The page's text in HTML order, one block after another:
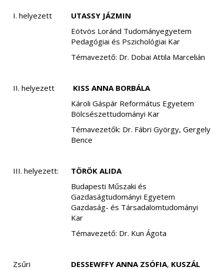
I. helyezett
UTASSY JÁZMIN
Eötvös Loránd Tudományegyetem
Pedagógiai és Pszichológiai Kar
Témavezető: Dr. Dobai Attila Marcelián
II. helyezett
KISS ANNA BORBÁLA
Károli Gáspár Református Egyetem
Bölcsészettudományi Kar
Témavezetők: Dr. Fábri György, Gergely
Bence
III. helyezett:
TÖRÖK ALIDA
Budapesti Műszaki és
Gazdaságtudományi Egyetem
Gazdaság- és Társadalomtudományi
Kar
Témavezető: Dr. Kun Ágota
Zsűri
DESSEWFFY ANNA ZSÓFIA, KUSZÁL